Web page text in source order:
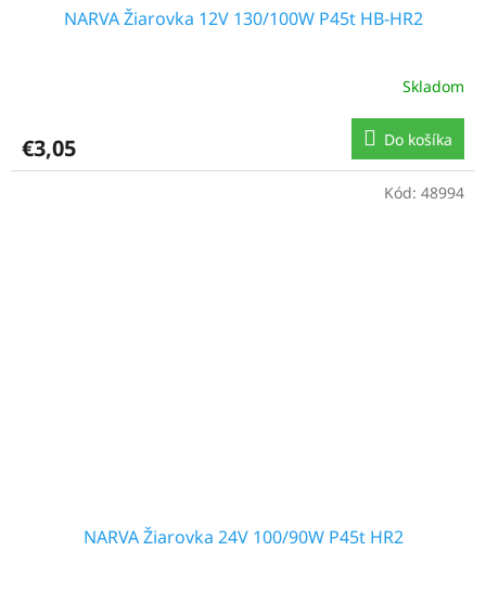
NARVA Žiarovka 12V 130/100W P45t HB-HR2
Skladom
€3,05 Do košíka
NARVA Žiarovka 24V 100/90W P45t HR2
Kód: 48994